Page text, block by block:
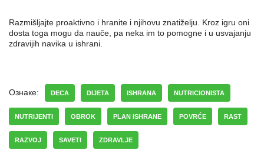
Razmišljajte proaktivno i hranite i njihovu znatiželju. Kroz igru oni
dosta toga mogu da nauče, pa neka im to pomogne i u usvajanju
zdravijih navika u ishrani.
Ознаке: DECA DIJETA ISHRANA NUTRICIONISTA
NUTRIJENTI OBROK PLAN ISHRANE POVRĆE RAST
RAZVOJ SAVETI ZDRAVLJE